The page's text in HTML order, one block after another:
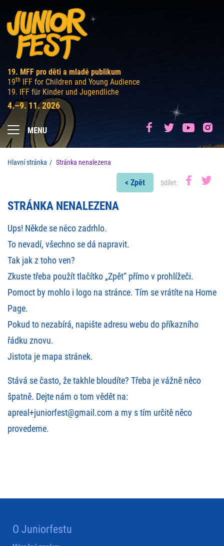
19. MFF pro děti a mladé publikum
19th IFF for Children and Young Audience
19. IFF für Kinder und Jugendliche
4.–9. 11. 2026
MENU
Hlavní stránka Stránka nenalezena
< Zpět Sdílet:
STRÁNKA NENALEZENA
Ups! Někde se něco zadrhlo.
To nevadí, všechno se dá napravit.
Tak jak z toho ven?
Zkuste třeba použít tlačítko „Zpět“ přímo v prohlížeči.
Pomoct by mohlo i logo na stránce. Tím se vrátíte na Home
Page.
Pokud to nezabírá, napište adresu webu do příkazního
řádku znovu.
Jistota je mapa stránek.
Stává se často, že takhle bloudíte? Třeba je vážně něco
špatně. Dejte nám o tom vědět na:
apreal+juniorfest@gmail.com a my s tím určitě něco
provedeme.
O Juniorfestu